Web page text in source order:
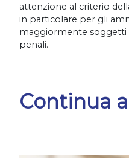
attenzione al criterio
in particolare per gli
maggiormente soggetti
penali.
Continua